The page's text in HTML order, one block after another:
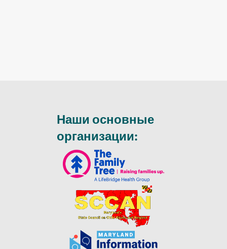
Наши основные
организации: